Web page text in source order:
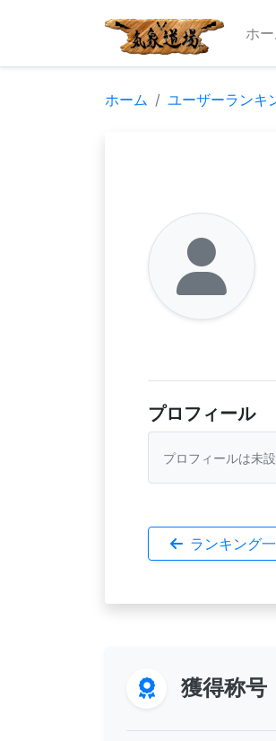
ホ
ホーム ユーザーランキ
プロフィール
プロフィールは未設
ランキング
獲得称号